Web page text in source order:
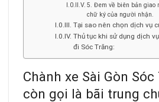
5. Đem về biên bản giao
chữ ký của người nhận.
Tại sao nên chọn dịch vụ
Thủ tục khi sử dụng dịch
đi Sóc Trăng:
Chành xe Sài Gòn
còn gọi là bãi trung